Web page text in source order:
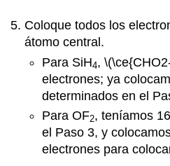
Coloque todos los
átomo central.
Para SiH4,
electrones; ya
determinados en el
Para OF2, teníamos
el Paso 3, y
electrones para